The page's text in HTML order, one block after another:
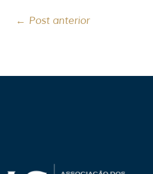
← Post anterior